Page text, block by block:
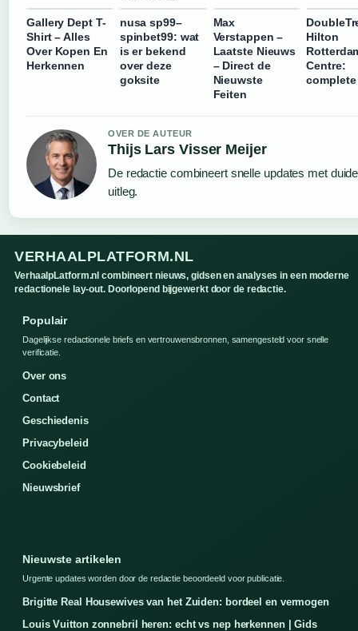
Gallery Dept T-
Shirt – Alles
Over Kopen En
Herkennen
nusa sp99–
spinbet99: wat
is er bekend
over deze
goksite
Max
Verstappen –
Laatste Nieuws
– Direct de
Nieuwste
Feiten
Hilton
Centre:
OVER DE AUTEUR
Thijs Lars Visser Meijer
De redactie combineert snelle updates met
uitleg.
VERHAALPLATFORM.NL
VerhaalpLatform.nl combineert nieuws, gidsen en analyses in een moderne
redactionele lay-out. Doorlopend bijgewerkt door de redactie.
Populair
Dagelijkse redactionele briefs en vertrouwensbronnen, samengesteld voor snelle
verificatie.
Over ons
Contact
Geschiedenis
Privacybeleid
Cookiebeleid
Nieuwsbrief
Nieuwste artikelen
Urgente updates worden door de redactie beoordeeld voor publicatie.
Brigitte Real Housewives van het Zuiden: bordeel en vermogen
Louis Vuitton zonnebril heren: echt vs nep herkennen | Gids